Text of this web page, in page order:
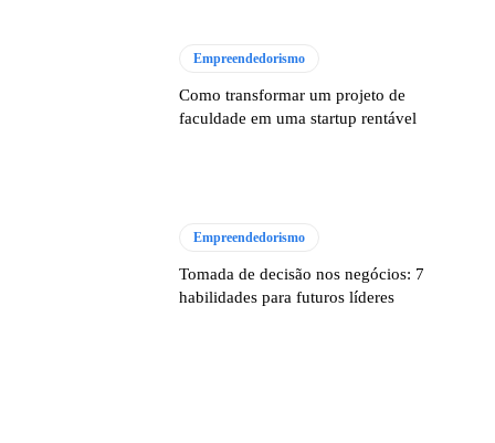
Empreendedorismo
Como transformar um projeto de
faculdade em uma startup rentável
Empreendedorismo
Tomada de decisão nos negócios: 7
habilidades para futuros líderes